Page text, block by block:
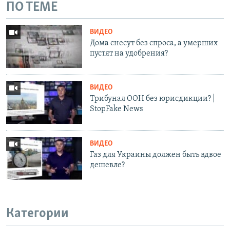
ПО ТЕМЕ
ВИДЕО
Дома снесут без спроса, а умерших
пустят на удобрения?
ВИДЕО
Трибунал ООН без юрисдикции? |
StopFake News
ВИДЕО
Газ для Украины должен быть вдвое
дешевле?
Категории